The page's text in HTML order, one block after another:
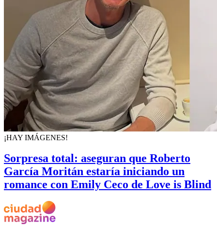
¡HAY IMÁGENES!
Sorpresa total: aseguran que Roberto
García Moritán estaría iniciando un
romance con Emily Ceco de Love is Blind